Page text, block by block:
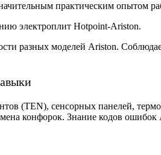
практическим опытом
электроплит Hotpoint-Ariston.
разных моделей Ariston.
(TEN), сенсорных панелей,
конфорок. Знание кодов